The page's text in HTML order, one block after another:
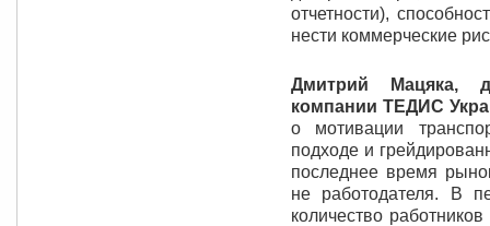
отчетности),
нести коммерческие
Дмитрий Мацяка,
компании ТЕДИС
о мотивации
подходе и
последнее время
не работодателя. В
количество